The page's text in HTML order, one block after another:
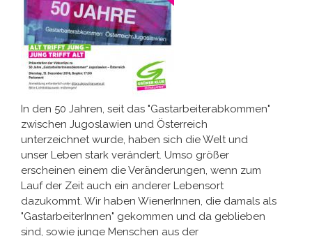
In den 50 Jahren, seit das "Gastarbeiterabkommen"
zwischen Jugoslawien und Österreich
unterzeichnet wurde, haben sich die Welt und
unser Leben stark verändert. Umso größer
erscheinen einem die Veränderungen, wenn zum
Lauf der Zeit auch ein anderer Lebensort
dazukommt. Wir haben WienerInnen, die damals als
"GastarbeiterInnen" gekommen und da geblieben
sind, sowie junge Menschen aus der